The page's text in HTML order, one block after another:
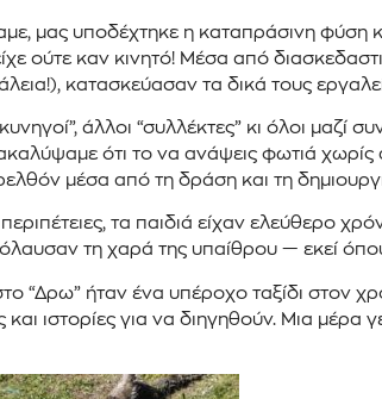
μας υποδέχτηκε η καταπράσινη φύση
ούτε καν κινητό! Μέσα από
κατασκεύασαν τα δικά τους
άλλοι “συλλέκτες” κι όλοι
ότι το να ανάψεις φωτιά
μέσα από τη δράση και τη
τα παιδιά είχαν ελεύθερο
τη χαρά της υπαίθρου — εκεί
“Δρω” ήταν ένα υπέροχο ταξίδι στον
και ιστορίες για να διηγηθούν. Μια